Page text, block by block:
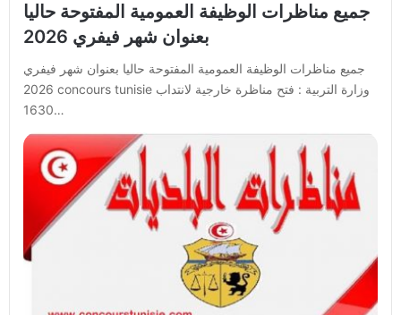
جميع مناظرات الوظيفة العمومية المفتوحة حاليا
بعنوان شهر فيفري 2026
جميع مناظرات الوظيفة العمومية المفتوحة حاليا بعنوان شهر فيفري
2026 concours tunisie وزارة التربية : فتح مناظرة خارجية لانتداب
1630…